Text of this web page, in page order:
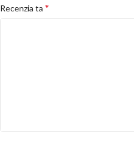
Recenzia ta *